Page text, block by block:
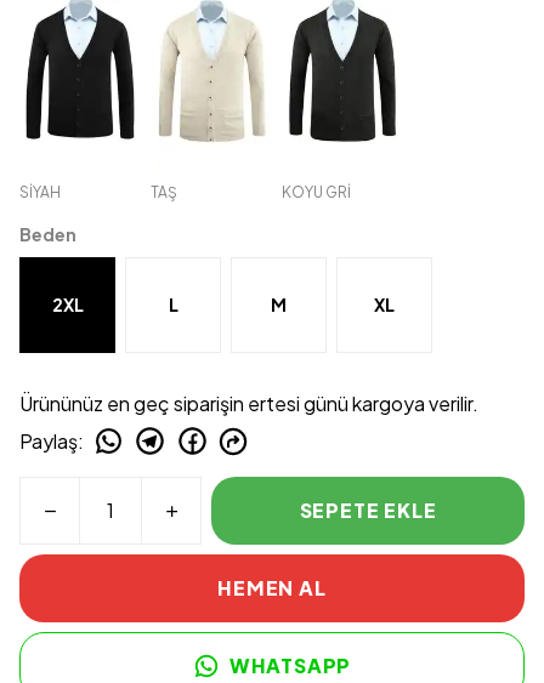
SİYAH TAŞ KOYU GRİ
Beden
2XL L M XL
Ürününüz en geç siparişin ertesi günü kargoya verilir.
Paylaş:
SEPETE EKLE
HEMEN AL
WHATSAPP